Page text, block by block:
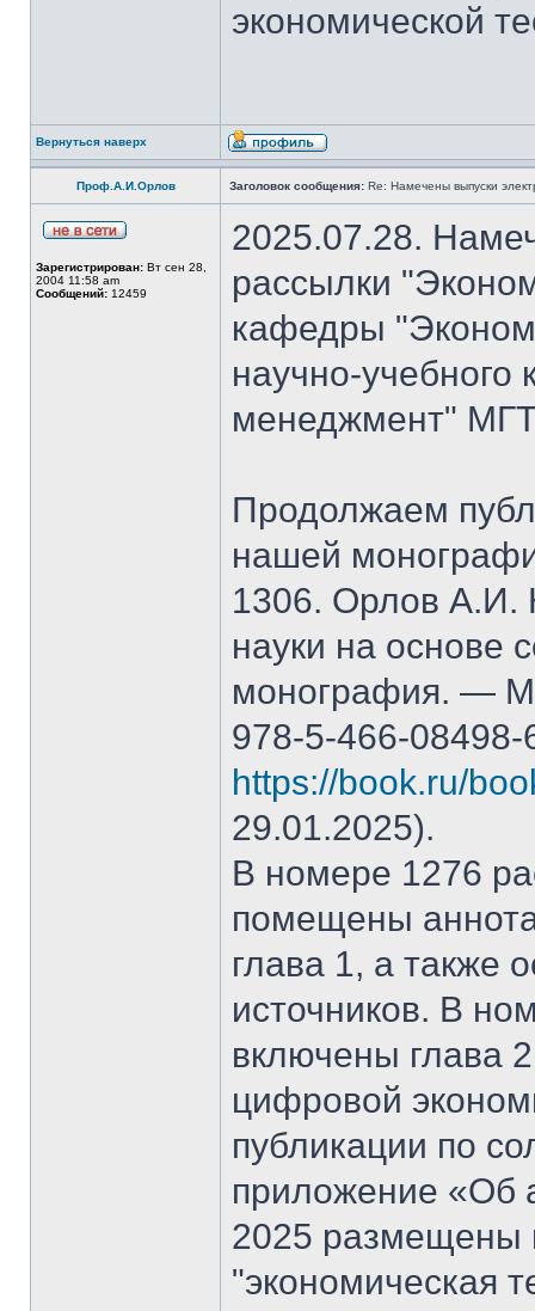
экономической
Вернуться наверх
Проф.А.И.Орлов Заголовок сообщения: Re: Намечены выпуски
Зарегистрирован: Вт сен 28,
2004 11:58 am
Сообщений: 12459
2025.07.28.
рассылки
кафедры
научно-
менеджмент"
Продолжаем
нашей
1306. Орлов А.И.
науки на основе
монография. —
978-5-466-
https://book.ru/
29.01.2025).
В номере 1276
помещены
глава 1, а также
источников. В
включены глава
цифровой
публикации по
приложение «Об
2025 размещены
"экономическая